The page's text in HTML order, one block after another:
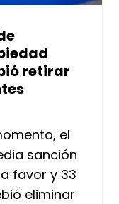
retirar
el
sanción
favor y 33
eliminar